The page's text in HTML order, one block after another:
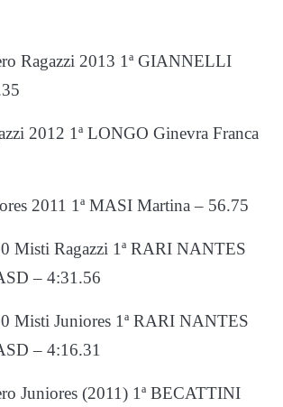
Ragazzi 2013 1ª GIANNELLI
2012 1ª LONGO Ginevra Franca
2011 1ª MASI Martina – 56.75
Misti Ragazzi 1ª RARI NANTES
– 4:31.56
Misti Juniores 1ª RARI NANTES
– 4:16.31
Juniores (2011) 1ª BECATTINI